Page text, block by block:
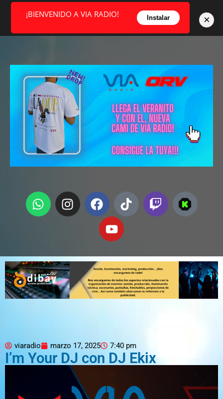
viaradio marzo 17, 2025 7:40 pm
I’m Your DJ con DJ Ekix
¡BIENVENIDO A VIA RADIO! Instalar ×